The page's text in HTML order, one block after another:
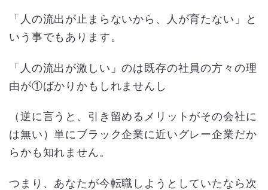
「人の流出が止まらないから、人が育たない」と
いう事でもあります。
「人の流出が激しい」のは既存の社員の方々の理
由が①ばかりかもしれませんし
（逆に言うと、引き留めるメリットがその会社に
は無い）単にブラック企業に近いグレー企業だか
らかも知れません。
つまり、あなたが今転職しようとしていたなら次